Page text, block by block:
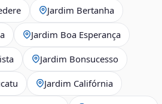
Jardim Bertanha
Jardim Boa Esperança
Jardim Bonsucesso
Jardim Califórnia